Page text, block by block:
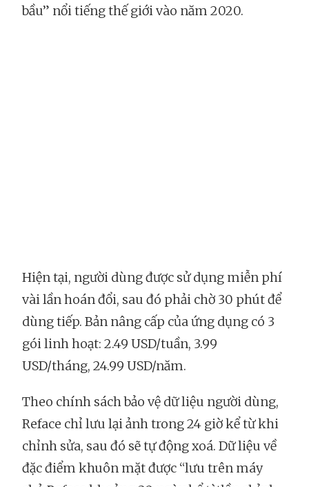
bầu” nổi tiếng thế giới vào năm 2020.
Hiện tại, người dùng được sử dụng miễn phí
vài lần hoán đổi, sau đó phải chờ 30 phút để
dùng tiếp. Bản nâng cấp của ứng dụng có 3
gói linh hoạt: 2.49 USD/tuần, 3.99
USD/tháng, 24.99 USD/năm.
Theo chính sách bảo vệ dữ liệu người dùng,
Reface chỉ lưu lại ảnh trong 24 giờ kể từ khi
chỉnh sửa, sau đó sẽ tự động xoá. Dữ liệu về
đặc điểm khuôn mặt được “lưu trên máy